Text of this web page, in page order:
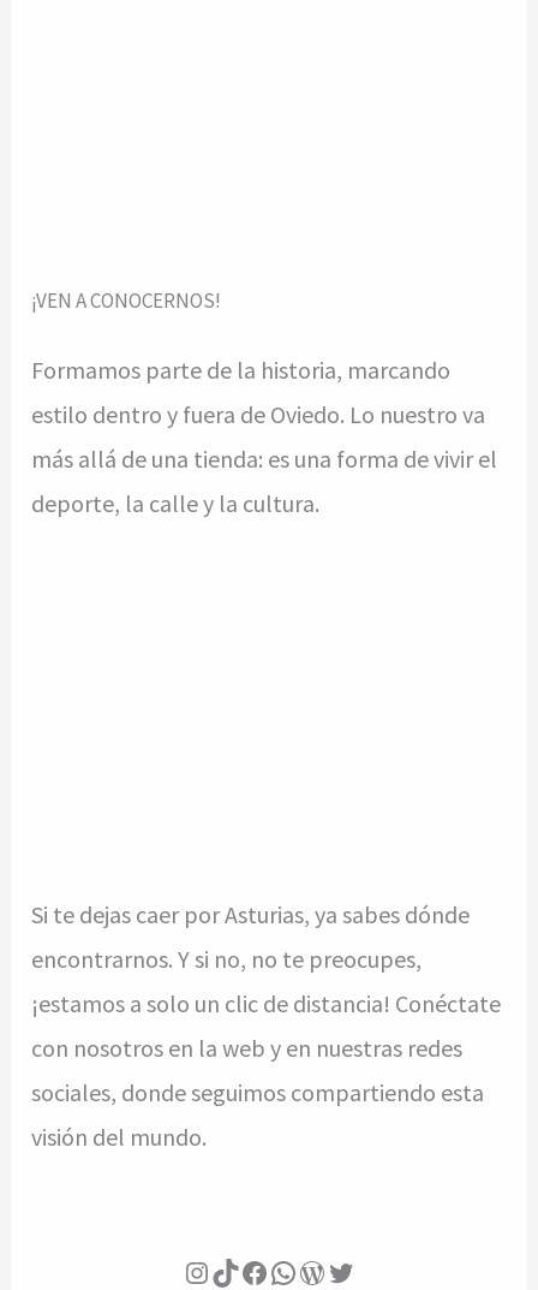
¡VEN A CONOCERNOS!
Formamos parte de la historia, marcando
estilo dentro y fuera de Oviedo. Lo nuestro va
más allá de una tienda: es una forma de vivir el
deporte, la calle y la cultura.
Si te dejas caer por Asturias, ya sabes dónde
encontrarnos. Y si no, no te preocupes,
¡estamos a solo un clic de distancia! Conéctate
con nosotros en la web y en nuestras redes
sociales, donde seguimos compartiendo esta
visión del mundo.
Instagram
TikTok
Facebook
WhatsApp
BlogTwitter